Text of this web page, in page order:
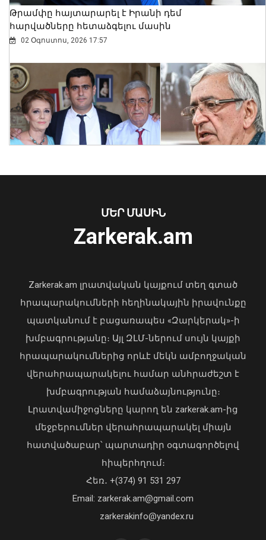
Մինվոդիում կասեցվել է 16 միլիոն
ռուբլու անօրինական տեղափոխումը
Հայաստան
2026-ի առաջին կիսամյակում
բարելավվել են հարկային
կարգապահության ցուցանիշները.
ՊԵԿ
07 Օգոստոս, 2026 16:08
Թրամփը հայտարարել է Իրանի դեմ
հարվածները հետաձգելու մասին
02 Օգոստոս, 2026 17:57
«Պարտվեցինք դաժան հիվանդության
04 Օգոստոս, 2026 19:12
Վարչապետ Փաշինյանն այցելել է
«ԷԼԵՎԵՅԹ ԷՅԱՅ» արհեստական
բանականության գործարան
ՄԵՐ ՄԱՍԻՆ
Zarkerak.am
Zarkerak.am լրատվական կայքում տեղ գտած
հրապարակումների հեղինակային իրավունքը
պատկանում է բացառապես «Զարկերակ»-ի
խմբագրությանը։ Այլ ԶԼՄ-ներում սույն կայքի
հրապարակումներից որևէ մեկն ամբողջական
վերահրապարակելու համար անհրաժեշտ է
խմբագրության համաձայնությունը։
Լրատվամիջոցները կարող են zarkerak.am-ից
մեջբերումներ վերահրապարակել միայն
հատվածաբար՝ պարտադիր օգտագործելով
հիպերհղում։
Հեռ․ +(374) 91 531 297
Email: zarkerak.am@gmail.com
zarkerakinfo@yandex.ru